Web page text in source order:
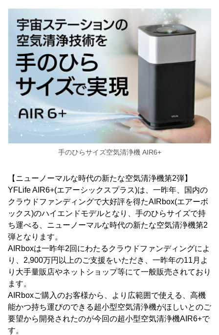
手のひらサイズ空気清浄機 AIR6+
【ニューノーマルな時代の新たな空気清浄機第2弾】
YFLife AIR6+(エアーシックスプラス)は、一昨年、国内の
クラウドファンディングで大好評を得たAIRbox(エアーボ
ックス)のハイエンドモデルとなり、手のひらサイズで持
ち運べる、ニューノーマルな時代の新たな空気清浄機第2
弾となります。
AIRboxは一昨年2回にわたるクラウドファンディングによ
り、2,900万円以上のご支援をいただき、一昨年の11月よ
り大手量販店やネットショップ等にて一般販売されており
ます。
AIRboxご購入のお客様から、より広範囲で使える、高機
能かつ持ち運びのできる超小型空気清浄機がほしいとのご
要望から開発されたのが今回の超小型空気清浄機AIR6+で
す。